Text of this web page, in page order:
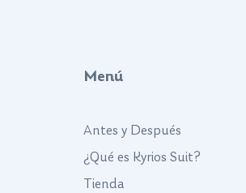
Menú
Antes y Después
¿Qué es Kyrios Suit?
Tienda